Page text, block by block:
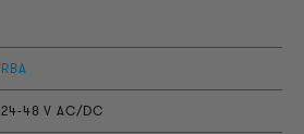
RBA
24-48 V AC/DC